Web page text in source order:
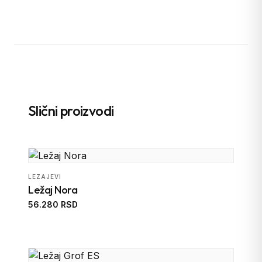
Slični proizvodi
LEZAJEVI
Ležaj Nora
56.280 RSD